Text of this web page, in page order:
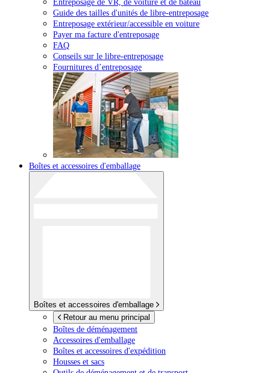
Guide des tailles d'unités de libre-entreposage
Entreposage extérieur/accessible en voiture
Payer ma facture d'entreposage
FAQ
Conseils sur le libre-entreposage
Fournitures d’entreposage
Boîtes et accessoires d'emballage
Boîtes et accessoires d'emballage
Retour au menu principal
Boîtes de déménagement
Accessoires d'emballage
Boîtes et accessoires d'expédition
Housses et sacs